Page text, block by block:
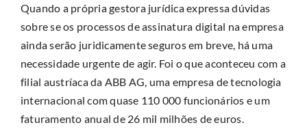
Quando a própria gestora jurídica expressa dúvidas
sobre se os processos de assinatura digital na empresa
ainda serão juridicamente seguros em breve, há uma
necessidade urgente de agir. Foi o que aconteceu com a
filial austríaca da ABB AG, uma empresa de tecnologia
internacional com quase 110 000 funcionários e um
faturamento anual de 26 mil milhões de euros.